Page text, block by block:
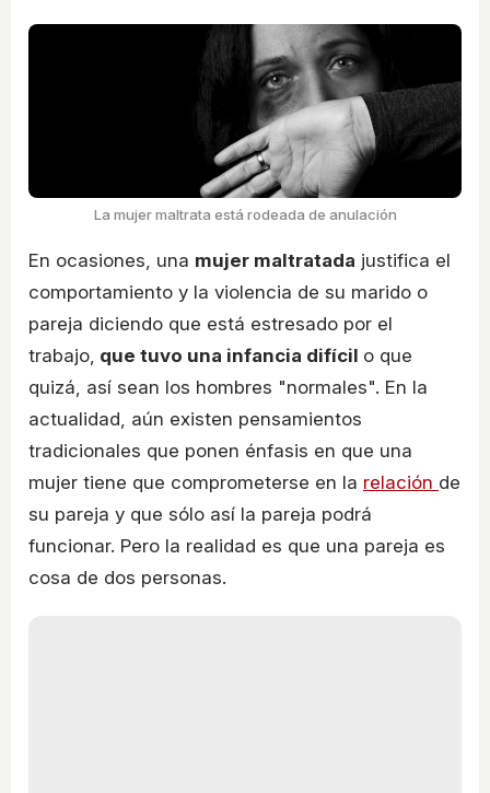
La mujer maltrata está rodeada de anulación
En ocasiones, una mujer maltratada justifica el
comportamiento y la violencia de su marido o
pareja diciendo que está estresado por el
trabajo, que tuvo una infancia difícil o que
quizá, así sean los hombres "normales". En la
actualidad, aún existen pensamientos
tradicionales que ponen énfasis en que una
mujer tiene que comprometerse en la relación de
su pareja y que sólo así la pareja podrá
funcionar. Pero la realidad es que una pareja es
cosa de dos personas.